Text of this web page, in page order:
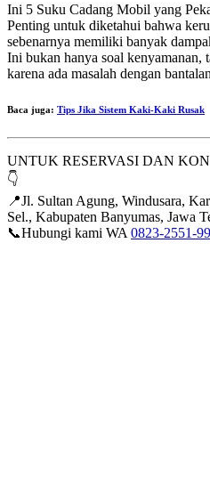
Ini 5 Suku Cadang Mobil yang
Penting untuk diketahui bahwa
sebenarnya memiliki banyak
Ini bukan hanya soal kenyamanan,
karena ada masalah dengan
Baca juga: Tips Jika Sistem Kaki-Kaki Rusak
UNTUK RESERVASI DAN
👇
📍Jl. Sultan Agung, Windusara,
Sel., Kabupaten Banyumas, Jawa
📞Hubungi kami WA 0823-2551-